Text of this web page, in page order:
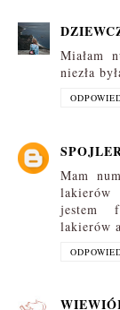
Miałam
niezła
Mam
lakierów
jestem
lakierów